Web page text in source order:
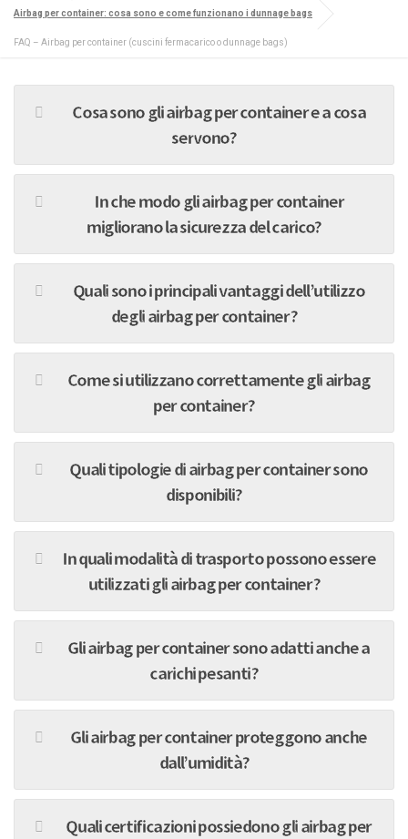
Airbag per container: cosa sono e come funzionano i dunnage bags
FAQ – Airbag per container (cuscini fermacarico o dunnage bags)
Cosa sono gli airbag per container e a cosa
servono?
In che modo gli airbag per container
migliorano la sicurezza del carico?
Quali sono i principali vantaggi dell’utilizzo
degli airbag per container?
Come si utilizzano correttamente gli airbag
per container?
Quali tipologie di airbag per container sono
disponibili?
In quali modalità di trasporto possono essere
utilizzati gli airbag per container?
Gli airbag per container sono adatti anche a
carichi pesanti?
Gli airbag per container proteggono anche
dall’umidità?
Quali certificazioni possiedono gli airbag per